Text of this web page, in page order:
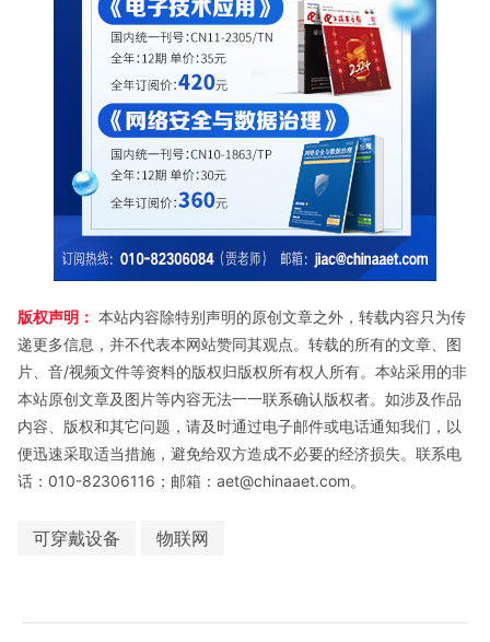
版权声明： 本站内容除特别声明的原创文章之外，转载内容只为传
递更多信息，并不代表本网站赞同其观点。转载的所有的文章、图
片、音/视频文件等资料的版权归版权所有权人所有。本站采用的非
本站原创文章及图片等内容无法一一联系确认版权者。如涉及作品
内容、版权和其它问题，请及时通过电子邮件或电话通知我们，以
便迅速采取适当措施，避免给双方造成不必要的经济损失。联系电
话：010-82306116；邮箱：aet@chinaaet.com。
可穿戴设备 物联网